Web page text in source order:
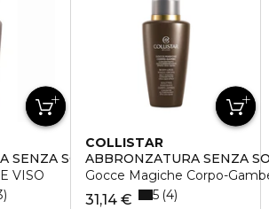
SENZA SOLE
VISO
COLLISTAR
ABBRONZATURA SENZA
Gocce Magiche Corpo-
31,14 €
5 4